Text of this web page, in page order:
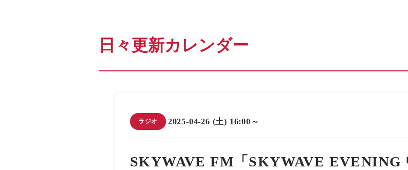
日々更新カレンダー
ラジオ 2025-04-26 (土) 16:00～
SKYWAVE FM「SKYWAVE EVENING